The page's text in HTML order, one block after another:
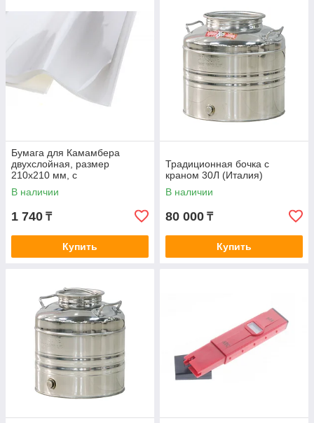
Бумага для Камамбера
двухслойная, размер
210х210 мм, с
микроперфорацией
(упаковка 10 листов)
В наличии
1 740 ₸
Купить
Традиционная бочка с
краном 30Л (Италия)
В наличии
80 000 ₸
Купить